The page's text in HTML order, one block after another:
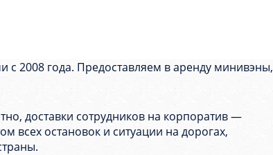
2008 года. Предоставляем в аренду минивэны,
доставки сотрудников на корпоратив —
всех остановок и ситуации на дорогах,